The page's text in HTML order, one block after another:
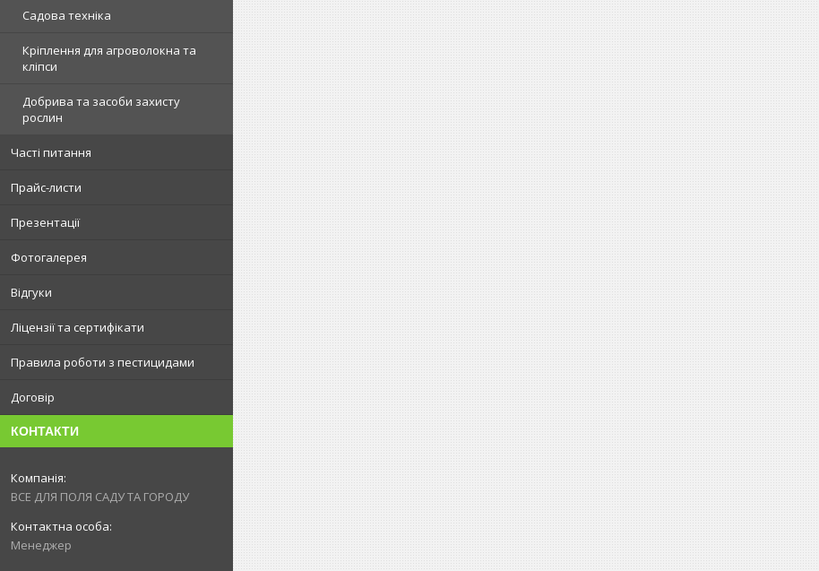
Садова техніка
Кріплення для агроволокна та
кліпси
Добрива та засоби захисту
рослин
Часті питання
Прайс-листи
Презентації
Фотогалерея
Відгуки
Ліцензії та сертифікати
Правила роботи з пестицидами
Договір
КОНТАКТИ
ВСЕ ДЛЯ ПОЛЯ САДУ ТА ГОРОДУ
Менеджер